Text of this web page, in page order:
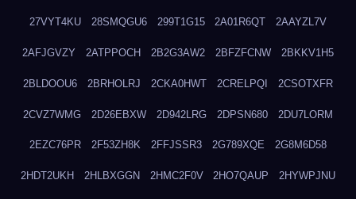
27VYT4KU 28SMQGU6 299T1G15 2A01R6QT 2AAYZL7V
2AFJGVZY 2ATPPOCH 2B2G3AW2 2BFZFCNW 2BKKV1H5
2BLDOOU6 2BRHOLRJ 2CKA0HWT 2CRELPQI 2CSOTXFR
2CVZ7WMG 2D26EBXW 2D942LRG 2DPSN680 2DU7LORM
2EZC76PR 2F53ZH8K 2FFJSSR3 2G789XQE 2G8M6D58
2HDT2UKH 2HLBXGGN 2HMC2F0V 2HO7QAUP 2HYWPJNU